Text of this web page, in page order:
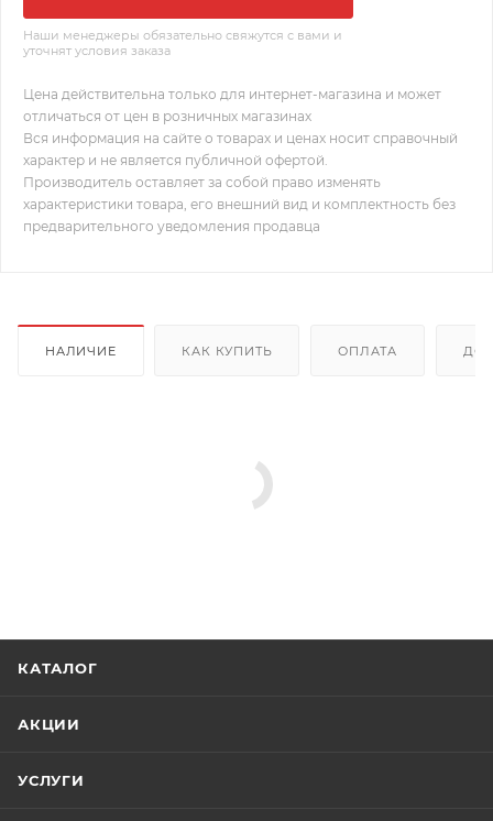
Наши менеджеры обязательно свяжутся с вами и
уточнят условия заказа
Цена действительна только для интернет-магазина и может
отличаться от цен в розничных магазинах
Вся информация на сайте о товарах и ценах носит справочный
характер и не является публичной офертой.
Производитель оставляет за собой право изменять
характеристики товара, его внешний вид и комплектность без
предварительного уведомления продавца
НАЛИЧИЕ КАК КУПИТЬ ОПЛАТА
КАТАЛОГ
АКЦИИ
УСЛУГИ